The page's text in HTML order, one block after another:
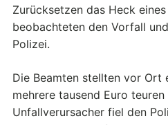
Zurücksetzen das Heck
beobachteten den Vorfall
Polizei.
Die Beamten stellten vor Ort
mehrere tausend Euro
Unfallverursacher fiel den